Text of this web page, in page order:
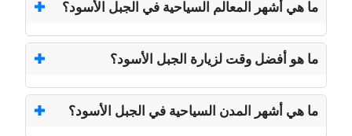
ما هي أشهر المعالم السياحية في الجبل الأسود؟
ما هو أفضل وقت لزيارة الجبل الأسود؟
ما هي أشهر المدن السياحية في الجبل الأسود؟